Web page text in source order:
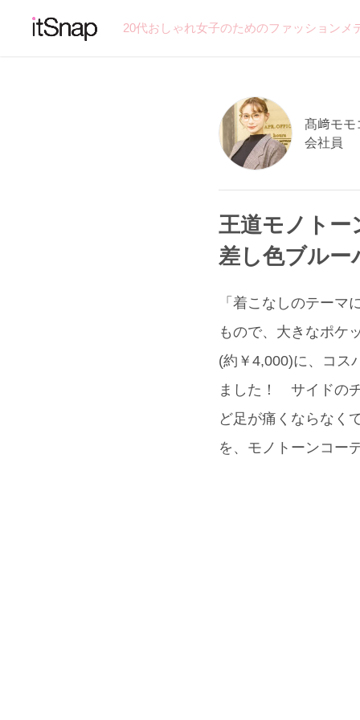
20代おしゃれ女子のためのファッション
髙﨑モモ
会社員
王道モノトー
差し色ブル
「着こなしのテー
もので、大きなポケ
(約￥4,000)に、コス
ました！ サイドの
ど足が痛くならなく
を、モノトーンコー